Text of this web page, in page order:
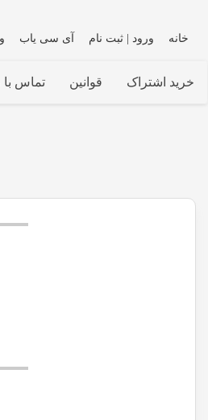
خانه ورود | ثبت نام آی سی یاب
خرید اشتراک قوانین تماس با